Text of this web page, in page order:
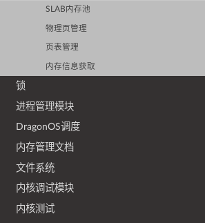
SLAB内存池
物理页管理
页表管理
内存信息获取
锁
进程管理模块
DragonOS调度
内存管理文档
文件系统
内核调试模块
内核测试